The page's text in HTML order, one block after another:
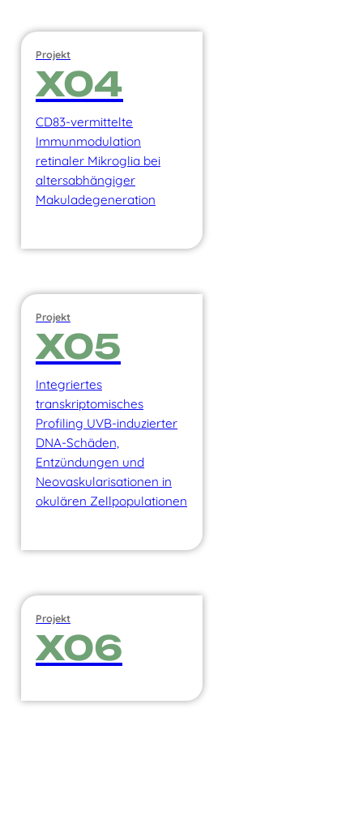
Projekt
X04
CD83-vermittelte
Immunmodulation
retinaler Mikroglia bei
altersabhängiger
Makuladegeneration
Projekt
X05
Integriertes
transkriptomisches
Profiling UVB-induzierter
DNA-Schäden,
Entzündungen und
Neovaskularisationen in
okulären Zellpopulationen
Projekt
X06